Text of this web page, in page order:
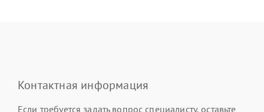
Контактная информация
Если требуется задать вопрос специалисту, оставьте